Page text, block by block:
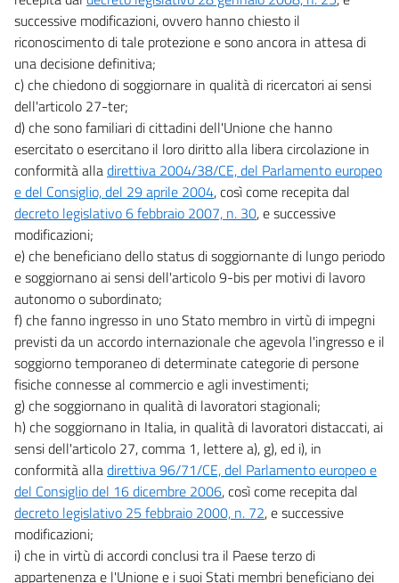
successive modificazioni, ovvero hanno chiesto il
riconoscimento di tale protezione e sono ancora in attesa di
una decisione definitiva;
c) che chiedono di soggiornare in qualità di ricercatori ai sensi
dell'articolo 27-ter;
d) che sono familiari di cittadini dell'Unione che hanno
esercitato o esercitano il loro diritto alla libera circolazione in
conformità alladirettiva 2004/38/CE, del Parlamento europeo
e del Consiglio, del 29 aprile 2004, così come recepita dal
decreto legislativo 6 febbraio 2007, n. 30, e successive
modificazioni;
e) che beneficiano dello status di soggiornante di lungo periodo
e soggiornano ai sensi dell'articolo 9-bis per motivi di lavoro
autonomo o subordinato;
f) che fanno ingresso in uno Stato membro in virtù di impegni
previsti da un accordo internazionale che agevola l'ingresso e il
soggiorno temporaneo di determinate categorie di persone
fisiche connesse al commercio e agli investimenti;
g) che soggiornano in qualità di lavoratori stagionali;
h) che soggiornano in Italia, in qualità di lavoratori distaccati, ai
sensi dell'articolo 27, comma 1, lettere a), g), ed i), in
conformità alladirettiva 96/71/CE, del Parlamento europeo e
del Consiglio del 16 dicembre 2006, così come recepita dal
decreto legislativo 25 febbraio 2000, n. 72, e successive
modificazioni;
i) che in virtù di accordi conclusi tra il Paese terzo di
appartenenza e l'Unione e i suoi Stati membri beneficiano dei